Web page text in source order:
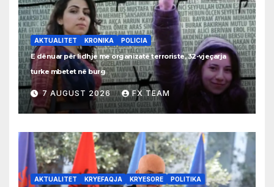
AKTUALITET KRONIKA POLICIA
E dënuar për lidhje me organizatë terroriste, 32-vjeçarja
turke mbetet në burg
7 AUGUST 2026 FX TEAM
AKTUALITET KRYEFAQJA KRYESORE POLITIKA